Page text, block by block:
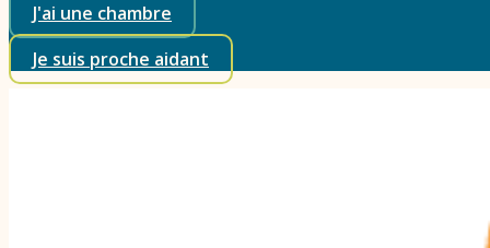
J'ai une chambre
Je suis proche aidant